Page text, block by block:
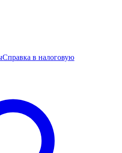
Справка в налоговую